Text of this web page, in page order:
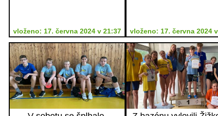
vloženo: 17. června 2024 v 21:37 vloženo: 17. června 2024